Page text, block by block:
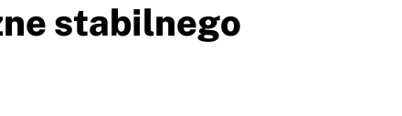
stabilnego